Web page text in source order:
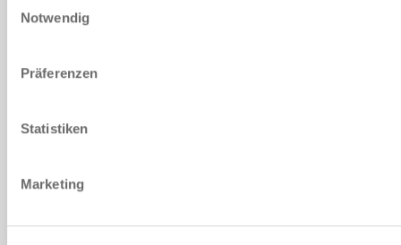
Notwendig
Präferenzen
Statistiken
Marketing
Ich habe die
Technische Daten